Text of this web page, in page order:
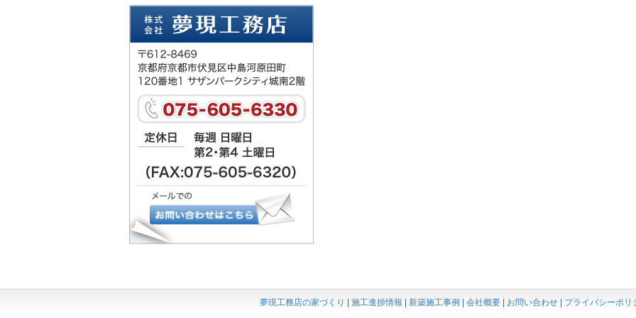
夢現工務店の家づくり 施工進捗情報 新築施工事例 会社概要 お問い合わせ プライバシーポリ